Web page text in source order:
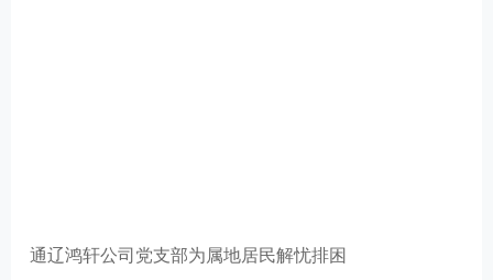
通辽鸿轩公司党支部为属地居民解忧排困